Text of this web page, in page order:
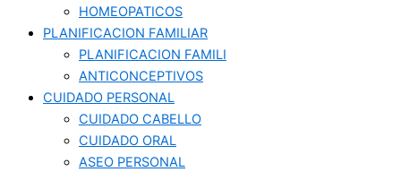
HOMEOPATICOS
PLANIFICACION FAMILIAR
PLANIFICACION FAMILI
ANTICONCEPTIVOS
CUIDADO PERSONAL
CUIDADO CABELLO
CUIDADO ORAL
ASEO PERSONAL